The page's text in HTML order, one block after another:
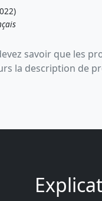
savoir que les
la description de